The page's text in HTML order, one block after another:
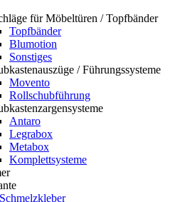
für Möbeltüren / Topfbänder
Topfbänder
Blumotion
Sonstiges
/ Führungssysteme
Movento
Rollschubführung
Antaro
Legrabox
Metabox
Komplettsysteme